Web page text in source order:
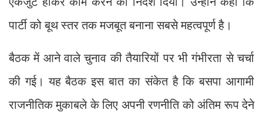
पार्टी को बूथ स्तर तक मजबूत बनाना सबसे महत्वपूर्ण है।
बैठक में आने वाले चुनाव की तैयारियों पर भी गंभीरता से चर्चा
की गई। यह बैठक इस बात का संकेत है कि बसपा आगामी
राजनीतिक मुकाबले के लिए अपनी रणनीति को अंतिम रूप देने